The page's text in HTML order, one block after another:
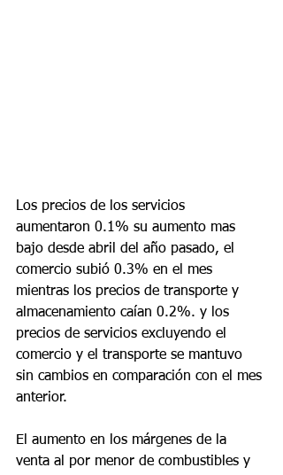
Los precios de los servicios
aumentaron 0.1% su aumento mas
bajo desde abril del año pasado, el
comercio subió 0.3% en el mes
mientras los precios de transporte y
almacenamiento caían 0.2%. y los
precios de servicios excluyendo el
comercio y el transporte se mantuvo
sin cambios en comparación con el mes
anterior.
El aumento en los márgenes de la
venta al por menor de combustibles y